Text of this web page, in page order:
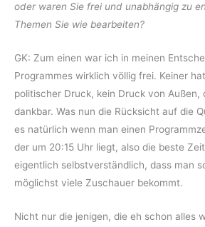
oder waren Sie frei und unabhängig zu
Themen Sie wie bearbeiten?
GK: Zum einen war ich in meinen
Programmes wirklich völlig frei. Keiner
politischer Druck, kein Druck von Außen,
dankbar. Was nun die Rücksicht auf die
es natürlich wenn man einen
der um 20:15 Uhr liegt, also die beste
eigentlich selbstverständlich, dass man
möglichst viele Zuschauer bekommt.
Nicht nur die jenigen, die eh schon alles